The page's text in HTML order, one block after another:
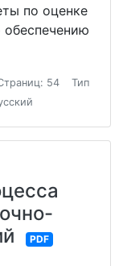
по оценке
54
Тип
PDF